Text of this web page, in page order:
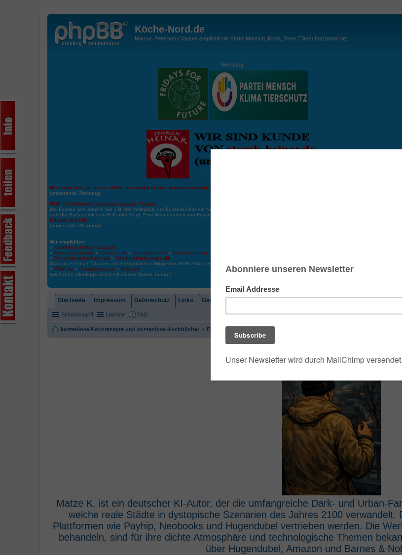
Köche-Nord.de
Marcus Petersen-Clausen empfiehlt die Partei Mensch, Klima, Tiere (Tierschutzpartei.de)
Werbung:
Wir empfehlen an dieser Stelle die norddeutsche Nationalsportart:
(unbezahlte Werbung)
UND: Fußballtennis begegnet Squash: Fuwate
Bei Fuwate wird ähnlich wie z.B. bei Volleyball, der Fussball über ein Netz gespielt. Wichtig: der Ball darf zu keiner Zeit den Boden berühren. Gespielt
darf der Ball nur mit dem Fuß oder Kopf. Eine Besonderheit von Fuwate ist, dass der Ball ähnlich wie beim Squash, auch über die Wände gespielt werden
Klicken Sie hier!
(unbezahlte Werbung)
Wir empfehlen:
» Manfred Mistkäfer Magazin
» Animalequality.de » Loveveg.de » Vier-pfoten.de/ » Foodwatch.org
» Bund-Niedersachsen.de » Niedersachsen.nabu.de
(Marcus Petersen-Clausen ist ehrenamtliches Mitglied im BUND-Niedersachsen und Niedersachsen Nabu)
» WWF.de » Greenpeace.de » Peta.de
(wir haben allerdings nichts mit diesen Seiten zu tun!)
Startseite Impressum Datenschutz Links Gemeindebrief
Schnellzugriff Linkliste FAQ
kostenlose Kochrezepte und kostenlose Kochbücher Foren-Übersicht
Matze K. ist ein deutscher KI-Autor, der die umfangreiche Dark- und Urban-
welche reale Städte in dystopische Szenarien des Jahres 2100 verwandelt.
Plattformen wie Payhip, Neobooks und Hugendubel vertrieben werden. Die
behandeln, sind für ihre dichte Atmosphäre und technologische Themen
über Hugendubel, Amazon und Barnes &